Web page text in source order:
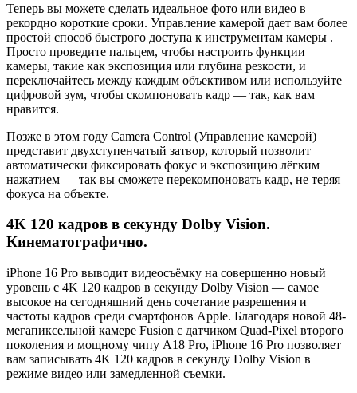
Теперь вы можете сделать идеальное фото или видео в
рекордно короткие сроки. Управление камерой дает вам более
простой способ быстрого доступа к инструментам камеры .
Просто проведите пальцем, чтобы настроить функции
камеры, такие как экспозиция или глубина резкости, и
переключайтесь между каждым объективом или используйте
цифровой зум, чтобы скомпоновать кадр — так, как вам
нравится.
Позже в этом году Camera Control (Управление камерой)
представит двухступенчатый затвор, который позволит
автоматически фиксировать фокус и экспозицию лёгким
нажатием — так вы сможете перекомпоновать кадр, не теряя
фокуса на объекте.
4K 120 кадров в секунду Dolby Vision.
Кинематографично.
iPhone 16 Pro выводит видеосъёмку на совершенно новый
уровень с 4K 120 кадров в секунду Dolby Vision — самое
высокое на сегодняшний день сочетание разрешения и
частоты кадров среди смартфонов Apple. Благодаря новой 48-
мегапиксельной камере Fusion с датчиком Quad-Pixel второго
поколения и мощному чипу A18 Pro, iPhone 16 Pro позволяет
вам записывать 4K 120 кадров в секунду Dolby Vision в
режиме видео или замедленной съемки.